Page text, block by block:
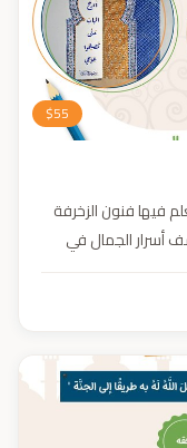
$55
فيها فنون الزخرفة
أسرار الجمال في
عبق التراث وسحر